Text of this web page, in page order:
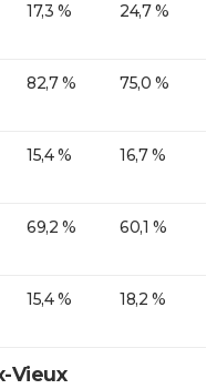
17,3 % 24,7 %
82,7 % 75,0 %
15,4 % 16,7 %
69,2 % 60,1 %
15,4 % 18,2 %
Vieux